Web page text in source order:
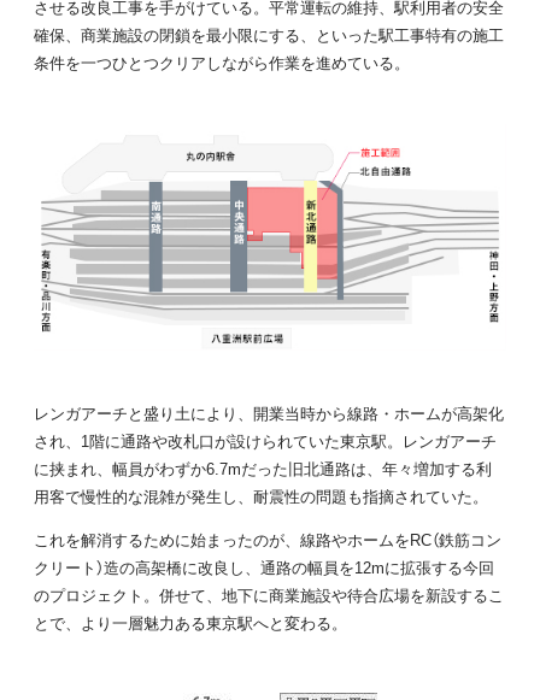
させる改良工事を手がけている。平常運転の維持、駅利用者の安全
確保、商業施設の閉鎖を最小限にする、といった駅工事特有の施工
条件を一つひとつクリアしながら作業を進めている。
レンガアーチと盛り土により、開業当時から線路・ホームが高架化
され、1階に通路や改札口が設けられていた東京駅。レンガアーチ
に挟まれ、幅員がわずか6.7mだった旧北通路は、年々増加する利
用客で慢性的な混雑が発生し、耐震性の問題も指摘されていた。
これを解消するために始まったのが、線路やホームをRC（鉄筋コン
クリート）造の高架橋に改良し、通路の幅員を12mに拡張する今回
のプロジェクト。併せて、地下に商業施設や待合広場を新設するこ
とで、より一層魅力ある東京駅へと変わる。